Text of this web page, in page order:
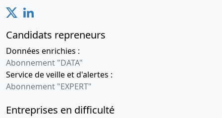
Candidats repreneurs
Données enrichies :
Abonnement "DATA"
Service de veille et d'alertes :
Abonnement "EXPERT"
Entreprises en difficulté